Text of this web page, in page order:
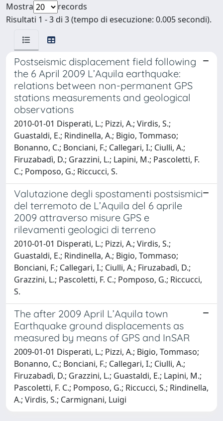
Mostra
records
Risultati 1 - 3 di 3 (tempo di esecuzione: 0.005 secondi).
Postseismic displacement field following
the 6 April 2009 L’Aquila earthquake:
relations between non-permanent GPS
stations measurements and geological
observations
2010-01-01 Disperati, L.; Pizzi, A.; Virdis, S.;
Guastaldi, E.; Rindinella, A.; Bigio, Tommaso;
Bonanno, C.; Bonciani, F.; Callegari, I.; Ciulli, A.;
Firuzabadì, D.; Grazzini, L.; Lapini, M.; Pascoletti, F.
C.; Pomposo, G.; Riccucci, S.
Valutazione degli spostamenti postsismici
del terremoto de L’Aquila del 6 aprile
2009 attraverso misure GPS e
rilevamenti geologici di terreno
2010-01-01 Disperati, L.; Pizzi, A.; Virdis, S.;
Guastaldi, E.; Rindinella, A.; Bigio, Tommaso;
Bonciani, F.; Callegari, I.; Ciulli, A.; Firuzabadì, D.;
Grazzini, L.; Pascoletti, F. C.; Pomposo, G.; Riccucci,
S.
The after 2009 April L’Aquila town
Earthquake ground displacements as
measured by means of GPS and InSAR
2009-01-01 Disperati, L.; Pizzi, A.; Bigio, Tommaso;
Bonanno, C.; Bonciani, F.; Callegari, I.; Ciulli, A.;
Firuzabadì, D.; Grazzini, L.; Guastaldi, E.; Lapini, M.;
Pascoletti, F. C.; Pomposo, G.; Riccucci, S.; Rindinella,
A.; Virdis, S.; Carmignani, Luigi